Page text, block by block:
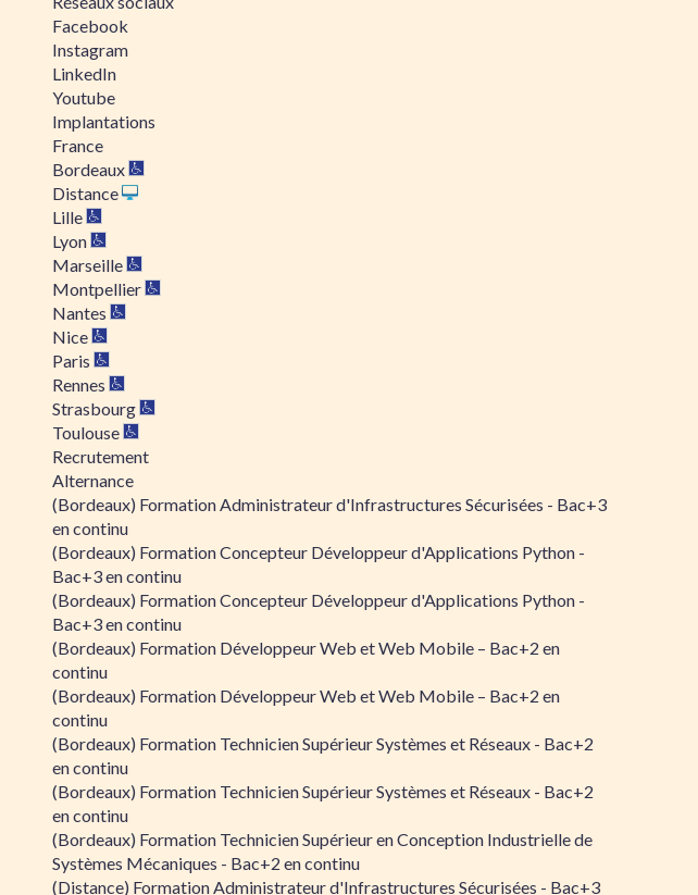
Facebook
Instagram
LinkedIn
Youtube
Implantations
France
Bordeaux
Distance
Lille
Lyon
Marseille
Montpellier
Nantes
Nice
Paris
Rennes
Strasbourg
Toulouse
Recrutement
Alternance
(Bordeaux) Formation Administrateur d'Infrastructures Sécurisées - Bac+3
en continu
(Bordeaux) Formation Concepteur Développeur d'Applications Python -
Bac+3 en continu
(Bordeaux) Formation Concepteur Développeur d'Applications Python -
Bac+3 en continu
(Bordeaux) Formation Développeur Web et Web Mobile – Bac+2 en
continu
(Bordeaux) Formation Développeur Web et Web Mobile – Bac+2 en
continu
(Bordeaux) Formation Technicien Supérieur Systèmes et Réseaux - Bac+2
en continu
(Bordeaux) Formation Technicien Supérieur Systèmes et Réseaux - Bac+2
en continu
(Bordeaux) Formation Technicien Supérieur en Conception Industrielle de
Systèmes Mécaniques - Bac+2 en continu
(Distance) Formation Administrateur d'Infrastructures Sécurisées - Bac+3